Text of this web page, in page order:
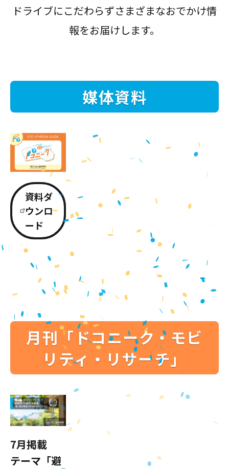
ドライブにこだわらずさまざまなおでかけ情
報をお届けします。
媒体資料
資料ダ
ウンロ
ード
月刊「ドコニーク・モビ
リティ・リサーチ」
7月掲載
テーマ「避